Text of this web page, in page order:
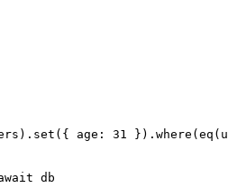
. set ({ age: 31 }) . where ( eq
db